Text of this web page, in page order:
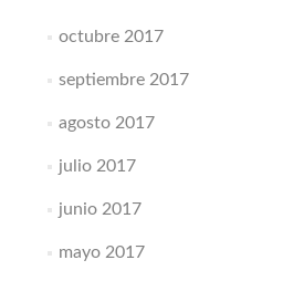
octubre 2017
septiembre 2017
agosto 2017
julio 2017
junio 2017
mayo 2017